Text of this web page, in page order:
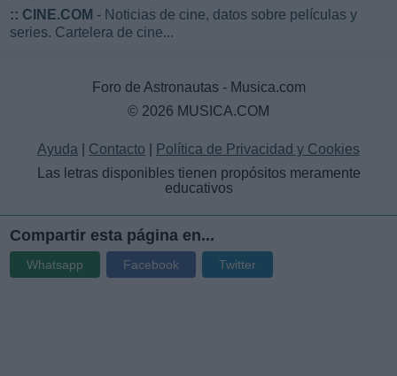
:: CINE.COM - Noticias de cine, datos sobre películas y
series. Cartelera de cine...
Foro de Astronautas - Musica.com
© 2026 MUSICA.COM
Ayuda Contacto
Política de Privacidad y Cookies
Las letras disponibles tienen propósitos meramente
educativos
Compartir esta página en...
Whatsapp Facebook Twitter